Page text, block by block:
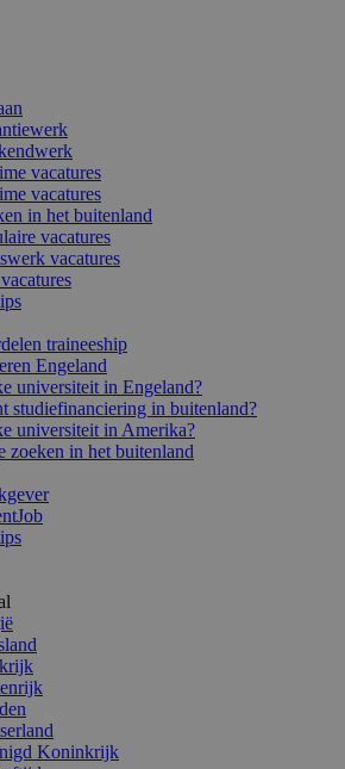
vacatures
vacatures
in het buitenland
vacatures
vacatures
traineeship
Engeland
universiteit in Engeland?
studiefinanciering in buitenland?
universiteit in Amerika?
zoeken in het buitenland
Koninkrijk